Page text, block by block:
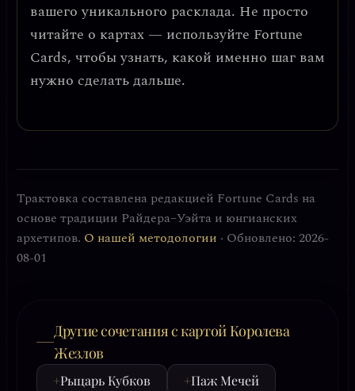
вашего уникального расклада. Не просто
читайте о картах — используйте Fortune
Cards, чтобы узнать, какой именно шаг вам
нужно сделать дальше.
Трактовка составлена редакцией Fortune Cards на
основе традиции Райдера–Уэйта и юнгианских
архетипов. О нашей методологии · Обновлено: 2026-
08-01
Другие сочетания с картой Королева
Жезлов
+Рыцарь Кубков +Паж Мечей